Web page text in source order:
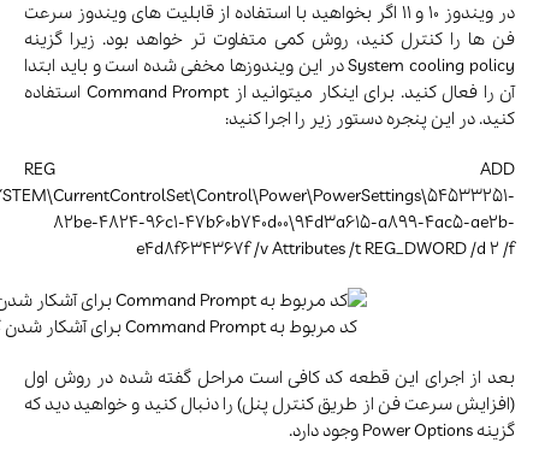
در ویندوز 10 و 11 اگر بخواهید با استفاده از قابلیت های ویندوز سرعت
فن ها را کنترل کنید، روش کمی متفاوت تر خواهد بود. زیرا گزینه
System cooling policy در این ویندوزها مخفی شده است و باید ابتدا
آن را فعال کنید. برای اینکار میتوانید از Command Prompt استفاده
کنید. در این پنجره دستور زیر را اجرا کنید:
REG ADD
82be-4824-96c1-47b60b740d00\94d3a615-a899-4ac5-ae2b-
e4d8f634367f /v Attributes /t REG_DWORD /d 2 /f
کد مربوط به Command Prompt برای آشکار شدن گزینه System cooling policy در کنترل پنل
بعد از اجرای این قطعه کد کافی است مراحل گفته شده در روش اول
(افزایش سرعت فن از طریق کنترل پنل) را دنبال کنید و خواهید دید که
گزینه Power Options وجود دارد.